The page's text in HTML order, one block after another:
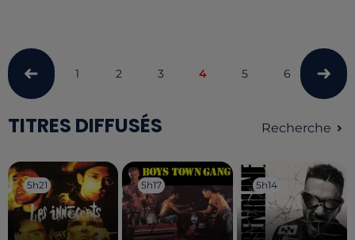
1 2 3 4 5 6 7
TITRES DIFFUSÉS Recherche
5h21
5h21 5h17
5h17 5h14
5h14